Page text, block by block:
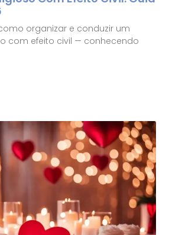
organizar e conduzir um
com efeito civil — conhecendo